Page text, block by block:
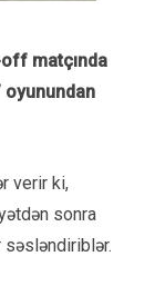
off matçında
oyunundan
verir ki,
sonra
səsləndiriblər.